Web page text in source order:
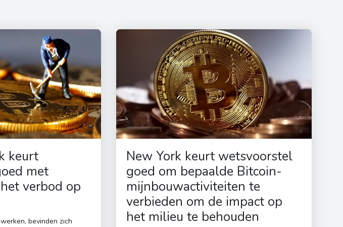
keurt
met
verbod op
bevinden zich
New York keurt wetsvoorstel
goed om bepaalde Bitcoin-
mijnbouwactiviteiten te
verbieden om de impact op
het milieu te behouden